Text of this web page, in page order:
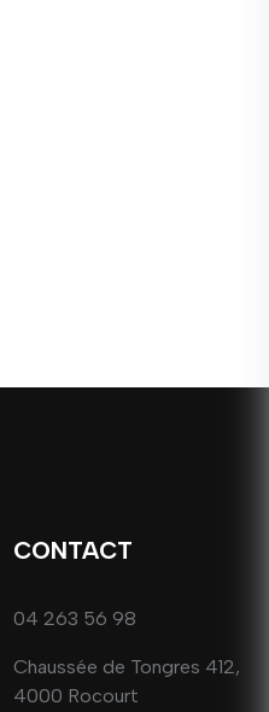
CONTACT
04 263 56 98
Chaussée de Tongres 412,
4000 Rocourt